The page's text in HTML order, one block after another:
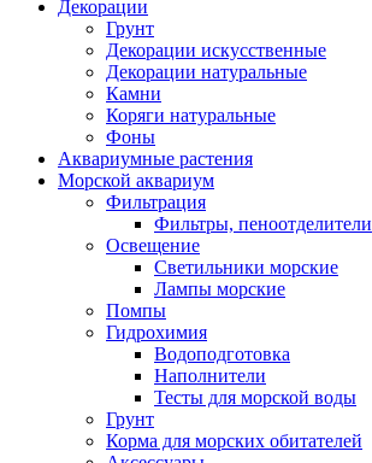
Декорации
Грунт
Декорации искусственные
Декорации натуральные
Камни
Коряги натуральные
Фоны
Аквариумные растения
Морской аквариум
Фильтрация
Фильтры, пеноотделители
Освещение
Светильники морские
Лампы морские
Помпы
Гидрохимия
Водоподготовка
Наполнители
Тесты для морской воды
Грунт
Корма для морских обитателей